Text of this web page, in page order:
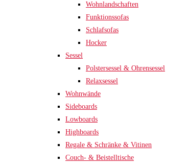
Wohnlandschaften
Funktionssofas
Schlafsofas
Hocker
Sessel
Polstersessel & Ohrensessel
Relaxsessel
Wohnwände
Sideboards
Lowboards
Highboards
Regale & Schränke & Vitinen
Couch- & Beistelltische